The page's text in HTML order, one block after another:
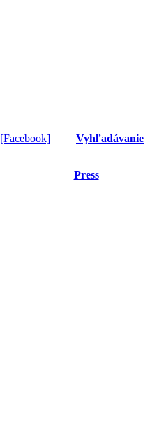
[Facebook] Vyhľadávanie
Press